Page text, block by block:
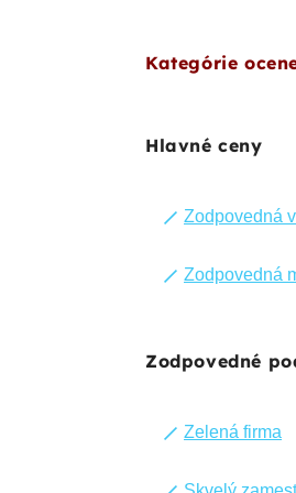
Kategórie
Hlavné ceny
Zodpovedná
Zodpovedná
Zodpovedné
Zelená firma